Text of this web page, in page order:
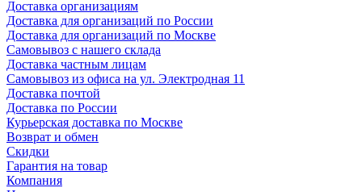
Доставка организациям
Доставка для организаций по России
Доставка для организаций по Москве
Самовывоз с нашего склада
Доставка частным лицам
Самовывоз из офиса на ул. Электродная 11
Доставка почтой
Доставка по России
Курьерская доставка по Москве
Возврат и обмен
Скидки
Гарантия на товар
Компания